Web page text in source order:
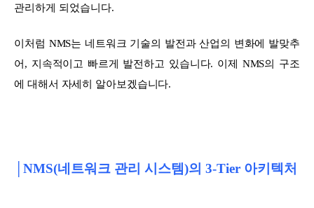
관리하게 되었습니다.
이처럼 NMS는 네트워크 기술의 발전과 산업의 변화에 발맞추
어, 지속적이고 빠르게 발전하고 있습니다. 이제 NMS의 구조
에 대해서 자세히 알아보겠습니다.
│NMS(네트워크 관리 시스템)의 3-Tier 아키텍처